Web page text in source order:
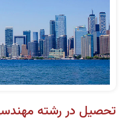
تحصیل در رشته